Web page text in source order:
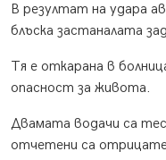
В резултат на удара
блъска застаналата
Тя е откарана в
опасност за живота.
Двамата водачи са
отчетени са